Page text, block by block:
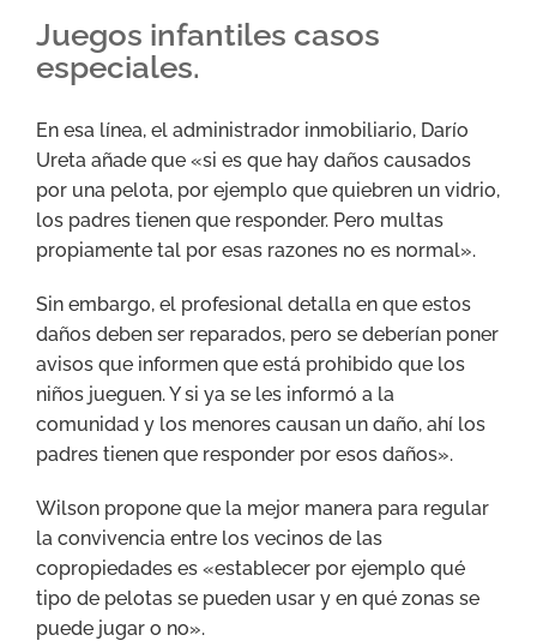
Juegos infantiles casos
especiales.
En esa línea, el administrador inmobiliario, Darío
Ureta añade que «si es que hay daños causados
por una pelota, por ejemplo que quiebren un vidrio,
los padres tienen que responder. Pero multas
propiamente tal por esas razones no es normal».
Sin embargo, el profesional detalla en que estos
daños deben ser reparados, pero se deberían poner
avisos que informen que está prohibido que los
niños jueguen. Y si ya se les informó a la
comunidad y los menores causan un daño, ahí los
padres tienen que responder por esos daños».
Wilson propone que la mejor manera para regular
la convivencia entre los vecinos de las
copropiedades es «establecer por ejemplo qué
tipo de pelotas se pueden usar y en qué zonas se
puede jugar o no».